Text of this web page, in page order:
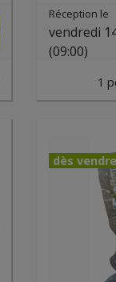
Réception le
vendredi
(09:00)
1
dès